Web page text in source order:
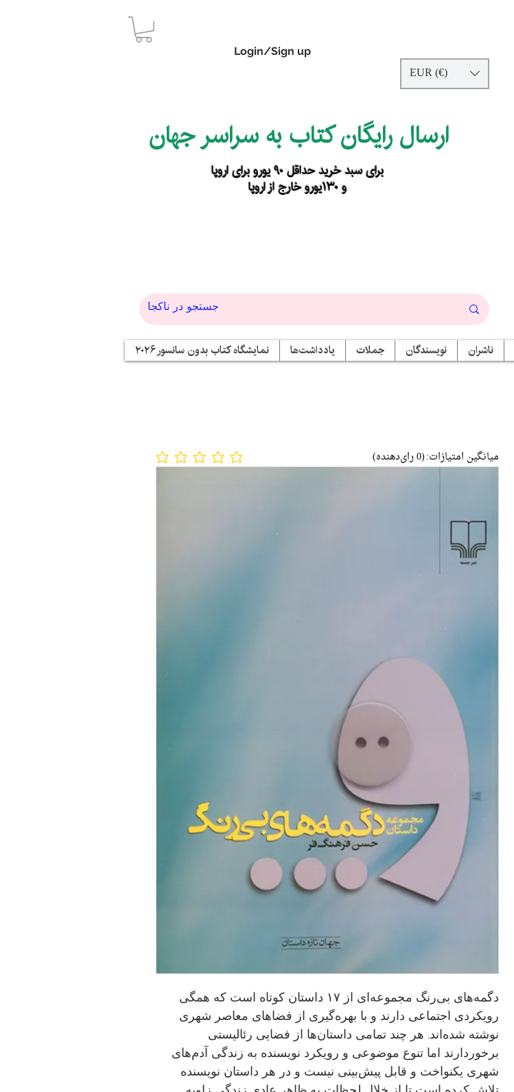
Login/Sign up
EUR (€)
ارسال رایگان کتاب به سراسر جهان
برای سبد خرید حداقل ۹۰ یورو برای اروپا
و ۱۳۰یورو خارج از اروپا
ناشران نویسندگان جملات یادداشت‌ها نمایشگاه کتاب بدون سانسور ۲۰۲۶
دگمه‌های بی‌رنگ مجموعه‌ای از ۱۷ داستان کوتاه است که همگی
رویکردی اجتماعی دارند و با بهره‌گیری از فضاهای معاصر شهری
نوشته شده‌اند. هر چند تمامی داستان‌ها از فضایی رئالیستی
برخوردارند اما تنوع موضوعی و رویکرد نویسنده به زندگی آدم‌های
شهری یکنواخت و قابل پیش‌بینی نیست و در هر داستان نویسنده
No ratings yet میانگین امتیازات:(0 رای‌دهنده)